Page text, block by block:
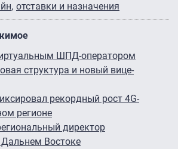
отставки и назначения
ШПД-оператором
структура и новый вице-
рекордный рост 4G-
регионе
директор
Востоке